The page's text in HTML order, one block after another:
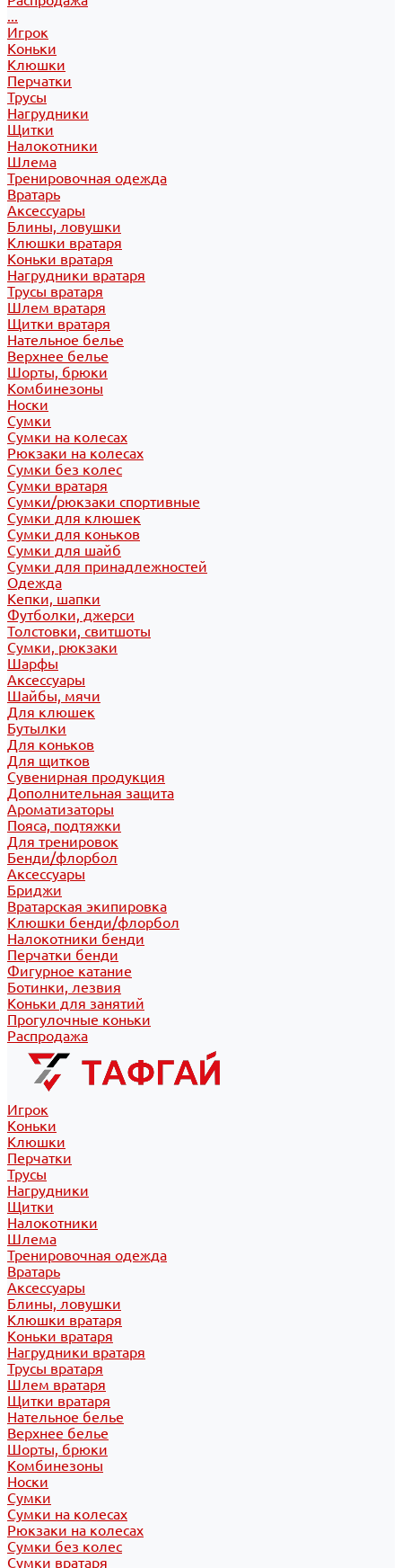
...
Игрок
Коньки
Клюшки
Перчатки
Трусы
Нагрудники
Щитки
Налокотники
Шлема
Тренировочная одежда
Вратарь
Аксессуары
Блины, ловушки
Клюшки вратаря
Коньки вратаря
Нагрудники вратаря
Трусы вратаря
Шлем вратаря
Щитки вратаря
Нательное белье
Верхнее белье
Шорты, брюки
Комбинезоны
Носки
Сумки
Сумки на колесах
Рюкзаки на колесах
Сумки без колес
Сумки вратаря
Сумки/рюкзаки спортивные
Сумки для клюшек
Сумки для коньков
Сумки для шайб
Сумки для принадлежностей
Одежда
Кепки, шапки
Футболки, джерси
Толстовки, свитшоты
Сумки, рюкзаки
Шарфы
Аксессуары
Шайбы, мячи
Для клюшек
Бутылки
Для коньков
Для щитков
Сувенирная продукция
Дополнительная защита
Ароматизаторы
Пояса, подтяжки
Для тренировок
Бенди/флорбол
Аксессуары
Бриджи
Вратарская экипировка
Клюшки бенди/флорбол
Налокотники бенди
Перчатки бенди
Фигурное катание
Ботинки, лезвия
Коньки для занятий
Прогулочные коньки
Распродажа
Игрок
Коньки
Клюшки
Перчатки
Трусы
Нагрудники
Щитки
Налокотники
Шлема
Тренировочная одежда
Вратарь
Аксессуары
Блины, ловушки
Клюшки вратаря
Коньки вратаря
Нагрудники вратаря
Трусы вратаря
Шлем вратаря
Щитки вратаря
Нательное белье
Верхнее белье
Шорты, брюки
Комбинезоны
Носки
Сумки
Сумки на колесах
Рюкзаки на колесах
Сумки без колес
Сумки вратаря